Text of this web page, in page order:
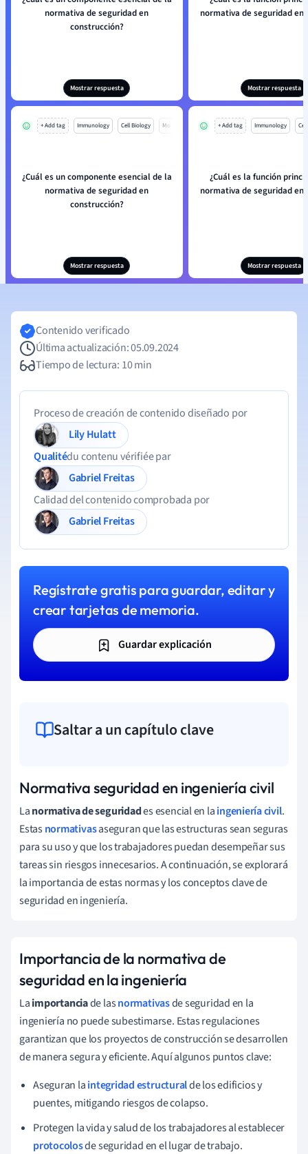
normativa de seguridad en
construcción?
Mostrar respuesta
normativa de seguridad en
Mostrar respuesta
+ Add tag Immunology Cell Biology Mo
¿Cuál es un componente esencial de la
normativa de seguridad en
construcción?
Mostrar respuesta
+ Add tag Immunology
¿Cuál es la función
normativa de seguridad en
Mostrar respuesta
Contenido verificado
Última actualización: 05.09.2024
Tiempo de lectura: 10 min
Proceso de creación de contenido diseñado por
Lily Hulatt
Qualitédu contenu vérifiée par
Gabriel Freitas
Calidad del contenido comprobada por
Gabriel Freitas
Regístrate gratis para guardar, editar y
crear tarjetas de memoria.
Guardar explicación
Saltar a un capítulo clave
Normativa seguridad en ingeniería civil
Lanormativa de seguridades esencial en laingeniería civil.
Estasnormativasaseguran que las estructuras sean seguras
para su uso y que los trabajadores puedan desempeñar sus
tareas sin riesgos innecesarios. A continuación, se explorará
la importancia de estas normas y los conceptos clave de
seguridad en ingeniería.
Importancia de la normativa de
seguridad en la ingeniería
Laimportanciade lasnormativasde seguridad en la
ingeniería no puede subestimarse. Estas regulaciones
garantizan que los proyectos de construcción se desarrollen
de manera segura y eficiente. Aquí algunos puntos clave:
Aseguran laintegridad estructuralde los edificios y
puentes, mitigando riesgos de colapso.
Protegen la vida y salud de los trabajadores al establecer
protocolosde seguridad en el lugar de trabajo.